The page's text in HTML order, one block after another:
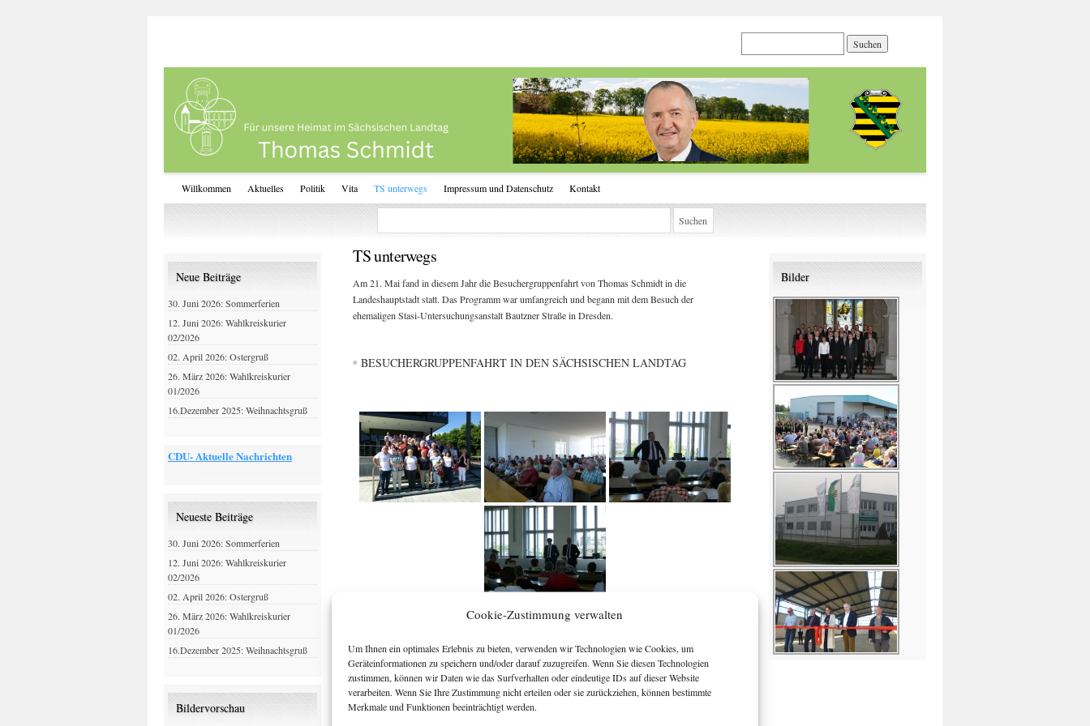
Cookie-Zustimmung verwalten
Um Ihnen ein optimales Erlebnis zu bieten, verwenden wir Technologien wie Cookies, um
Geräteinformationen zu speichern und/oder darauf zuzugreifen. Wenn Sie diesen Technologien
zustimmen, können wir Daten wie das Surfverhalten oder eindeutige IDs auf dieser Website
verarbeiten. Wenn Sie Ihre Zustimmung nicht erteilen oder sie zurückziehen, können bestimmte
Merkmale und Funktionen beeinträchtigt werden.
Willkommen Aktuelles Politik Vita TS unterwegs Impressum und Datenschutz Kontakt
TS unterwegs
Am 21. Mai fand in diesem Jahr die Besuchergruppenfahrt von Thomas Schmidt in die
Landeshauptstadt statt. Das Programm war umfangreich und begann mit dem Besuch der
ehemaligen Stasi-Untersuchungsanstalt Bautzner Straße in Dresden.
BESUCHERGRUPPENFAHRT IN DEN SÄCHSISCHEN LANDTAG
[ZEIGE EINE SLIDESHOW]
Neue Beiträge
30. Juni 2026: Sommerferien
12. Juni 2026: Wahlkreiskurier
02/2026
02. April 2026: Ostergruß
26. März 2026: Wahlkreiskurier
01/2026
16.Dezember 2025: Weihnachtsgruß
CDU- Aktuelle Nachrichten
Neueste Beiträge
30. Juni 2026: Sommerferien
12. Juni 2026: Wahlkreiskurier
02/2026
02. April 2026: Ostergruß
26. März 2026: Wahlkreiskurier
01/2026
16.Dezember 2025: Weihnachtsgruß
Bildervorschau
Bilder